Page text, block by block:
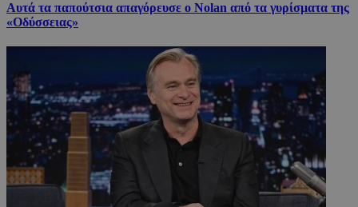
Αυτά τα παπούτσια απαγόρευσε ο Nolan από τα γυρίσματα της
«Οδύσσειας»